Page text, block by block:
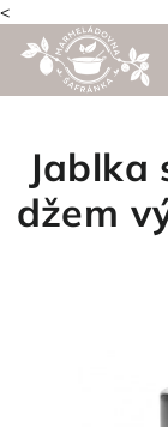
<
content
Jablka
džem